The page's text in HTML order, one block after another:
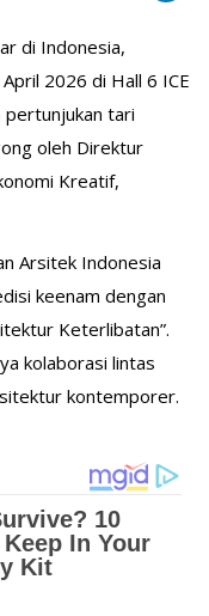
di Indonesia,
2026 di Hall 6 ICE
pertunjukan tari
oleh Direktur
Kreatif,
Arsitek Indonesia
keenam dengan
Keterlibatan”.
kolaborasi lintas
kontemporer.